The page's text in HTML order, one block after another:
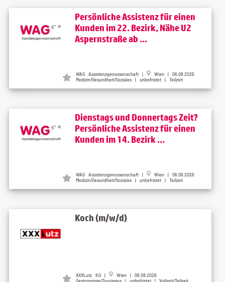
Persönliche Assistenz für einen
Kunden im 22. Bezirk, Nähe U2
Aspernstraße ab ...
WAG Assistenzgenossenschaft |
Wien | 06.08.2026
Medizin/Gesundheit/Soziales | unbefristet | Teilzeit
Dienstags und Donnertags Zeit?
Persönliche Assistenz für einen
Kunden im 14. Bezirk ...
WAG Assistenzgenossenschaft |
Wien | 06.08.2026
Medizin/Gesundheit/Soziales | unbefristet | Teilzeit
Koch (m/w/d)
XXXLutz KG |
Wien | 06.08.2026
Gastronomie/Tourismus | unbefristet | Vollzeit/Teilzeit